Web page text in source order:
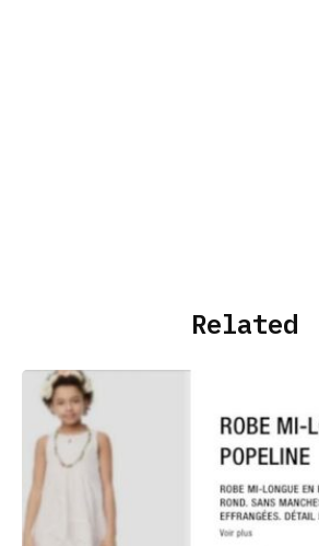
Related